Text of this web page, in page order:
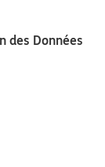
des Données